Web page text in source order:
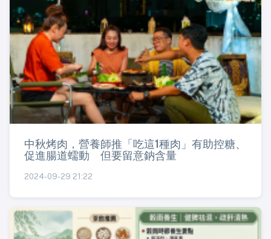
中秋烤肉，營養師推「吃這1種肉」有助控糖、
促進腸道蠕動 但要留意鈉含量
2024-09-29 21:22